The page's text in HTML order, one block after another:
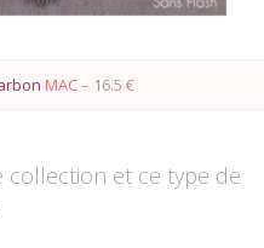
MAC– 16.5 €
collection et ce type de